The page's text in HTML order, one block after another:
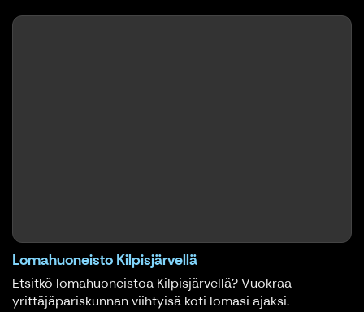
Lomahuoneisto Kilpisjärvellä
Etsitkö lomahuoneistoa Kilpisjärvellä? Vuokraa
yrittäjäpariskunnan viihtyisä koti lomasi ajaksi.